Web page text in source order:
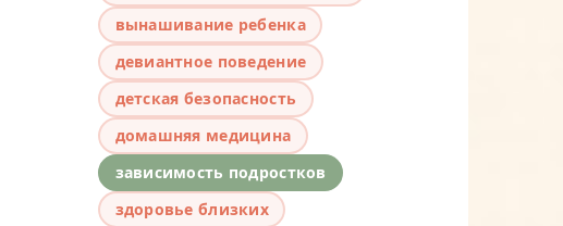
вынашивание ребенка
девиантное поведение
детская безопасность
домашняя медицина
зависимость подростков
здоровье близких